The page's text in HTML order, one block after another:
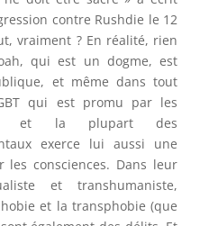
contre Rushdie le 12
vraiment ? En réalité, rien
qui est un dogme, est
et même dans tout
qui est promu par les
et la plupart des
exerce lui aussi une
les consciences. Dans leur
et transhumaniste,
et la transphobie (que